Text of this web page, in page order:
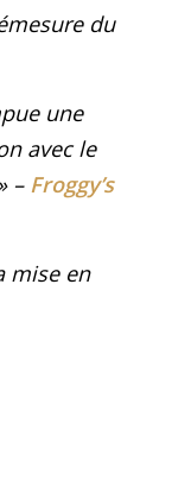
du
une
avec le
– Froggy’s
mise en